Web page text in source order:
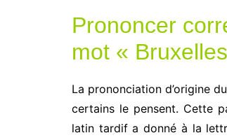
Prononcer
mot «
La prononciation d’origine
certains le pensent. Cette
latin tardif a donné à la